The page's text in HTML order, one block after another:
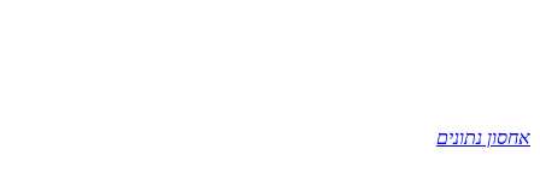
אחסון נתונים